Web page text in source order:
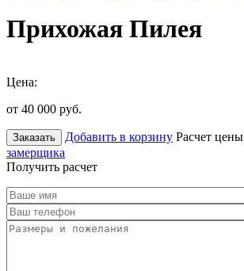
Прихожая Пилея
Цена:
от 40 000 руб.
Заказать Добавить в корзину Расчет цены
замерщика
Получить расчет